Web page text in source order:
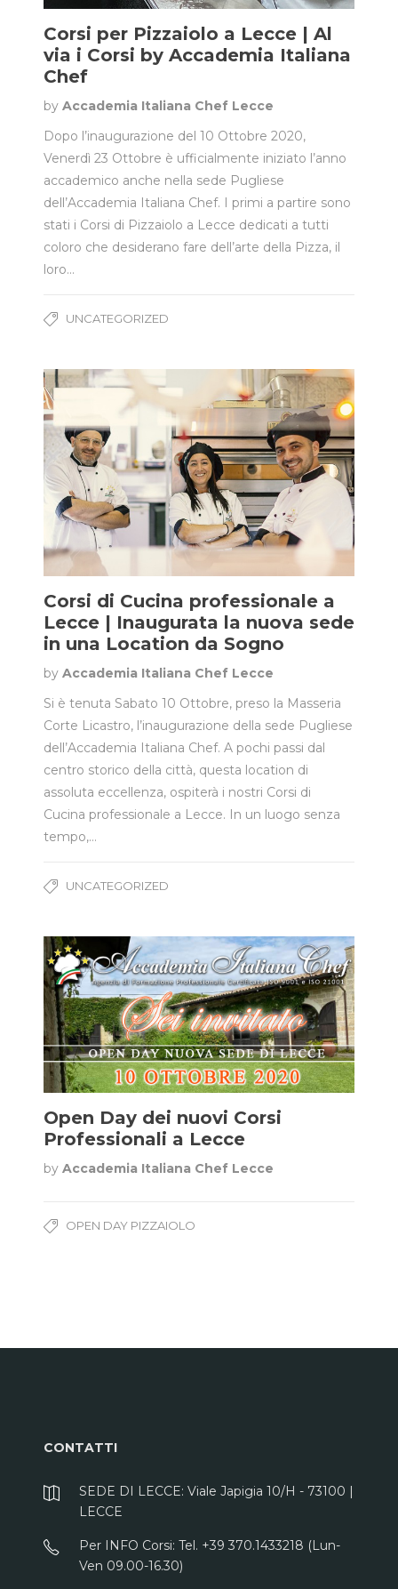
Corsi per Pizzaiolo a Lecce | Al
via i Corsi by Accademia Italiana
Chef
by Accademia Italiana Chef Lecce
Dopo l’inaugurazione del 10 Ottobre 2020,
Venerdì 23 Ottobre è ufficialmente iniziato l’anno
accademico anche nella sede Pugliese
dell’Accademia Italiana Chef. I primi a partire sono
stati i Corsi di Pizzaiolo a Lecce dedicati a tutti
coloro che desiderano fare dell’arte della Pizza, il
loro…
UNCATEGORIZED
Corsi di Cucina professionale a
Lecce | Inaugurata la nuova sede
in una Location da Sogno
by Accademia Italiana Chef Lecce
Si è tenuta Sabato 10 Ottobre, preso la Masseria
Corte Licastro, l’inaugurazione della sede Pugliese
dell’Accademia Italiana Chef. A pochi passi dal
centro storico della città, questa location di
assoluta eccellenza, ospiterà i nostri Corsi di
Cucina professionale a Lecce. In un luogo senza
tempo,…
UNCATEGORIZED
Open Day dei nuovi Corsi
Professionali a Lecce
by Accademia Italiana Chef Lecce
OPEN DAY PIZZAIOLO
CONTATTI
SEDE DI LECCE: Viale Japigia 10/H - 73100 |
LECCE
Per INFO Corsi: Tel. +39 370.1433218 (Lun-
Ven 09.00-16.30)